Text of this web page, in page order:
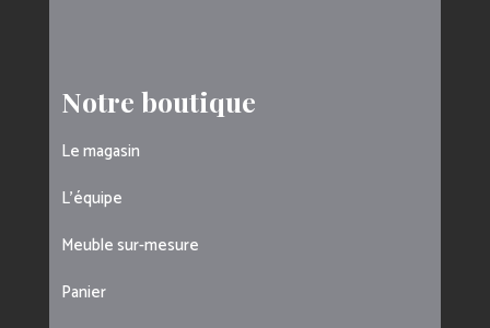
Notre boutique
Le magasin
L’équipe
Meuble sur-mesure
Panier